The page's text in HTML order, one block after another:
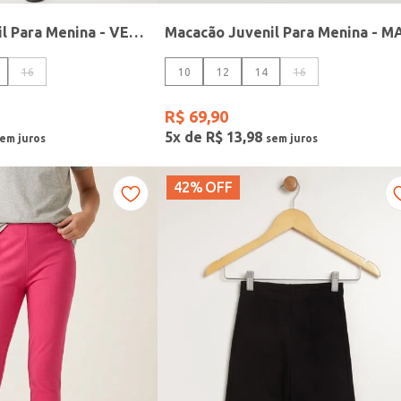
Macacão Juvenil Para Menina - VERMELHO
16 10 12 14 16
R$ 69,90
5x de R$ 13,98
42% OFF